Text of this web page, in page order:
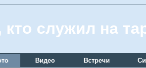
кто служил на
Видео Встречи